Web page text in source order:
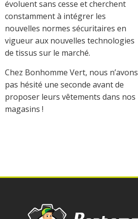
évoluent sans cesse et cherchent
constamment à intégrer les
nouvelles normes sécuritaires en
vigueur aux nouvelles technologies
de tissus sur le marché.
Chez Bonhomme Vert, nous n’avons
pas hésité une seconde avant de
proposer leurs vêtements dans nos
magasins !